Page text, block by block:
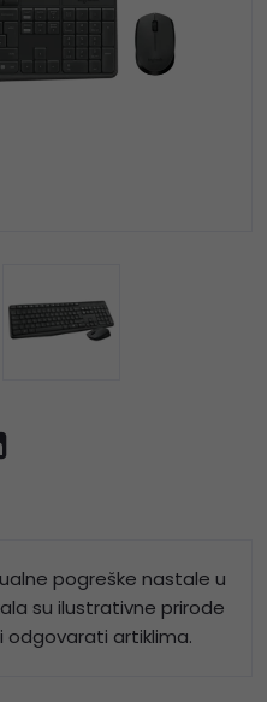
pogreške nastale u
su ilustrativne prirode
artiklima.